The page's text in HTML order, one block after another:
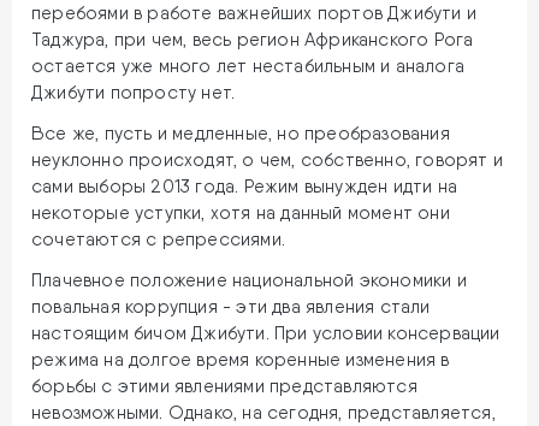
перебоями в работе важнейших портов Джибути и
Таджура, при чем, весь регион Африканского Рога
остается уже много лет нестабильным и аналога
Джибути попросту нет.
Все же, пусть и медленные, но преобразования
неуклонно происходят, о чем, собственно, говорят и
сами выборы 2013 года. Режим вынужден идти на
некоторые уступки, хотя на данный момент они
сочетаются с репрессиями.
Плачевное положение национальной экономики и
повальная коррупция - эти два явления стали
настоящим бичом Джибути. При условии консервации
режима на долгое время коренные изменения в
борьбы с этими явлениями представляются
невозможными. Однако, на сегодня, представляется,